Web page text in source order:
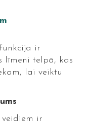
ir
līmeni telpā, kas
lai veiktu
ir